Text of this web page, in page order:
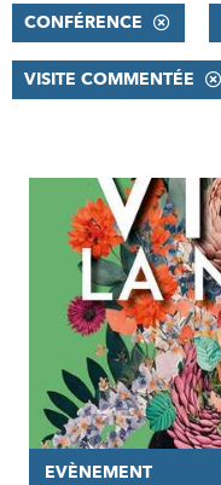
CONFÉRENCE
VISITE COMMENTÉE
RÉSULTATS
EVÈNEMENT